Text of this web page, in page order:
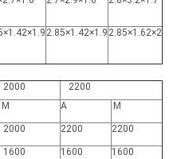
2.85×1.42×1.9 2.85×1.62×2
2000
2200
M A M
2000 2200 2200
1600 1600 1600